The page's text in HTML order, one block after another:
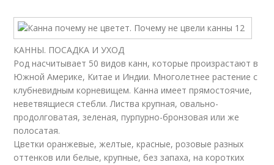
КАННЫ. ПОСАДКА И УХОД
Род насчитывает 50 видов канн, которые произрастают в
Южной Америке, Китае и Индии. Многолетнее растение с
клубневидным корневищем. Канна имеет прямостоячие,
неветвящиеся стебли. Листва крупная, овально-
продолговатая, зеленая, пурпурно-бронзовая или же
полосатая.
Цветки оранжевые, желтые, красные, розовые разных
оттенков или белые, крупные, без запаха, на коротких